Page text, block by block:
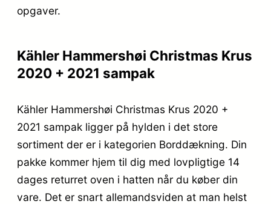
opgaver.
Kähler Hammershøi Christmas Krus
2020 + 2021 sampak
Kähler Hammershøi Christmas Krus 2020 +
2021 sampak ligger på hylden i det store
sortiment der er i kategorien Borddækning. Din
pakke kommer hjem til dig med lovpligtige 14
dages returret oven i hatten når du køber din
vare. Det er snart allemandsviden at man helst